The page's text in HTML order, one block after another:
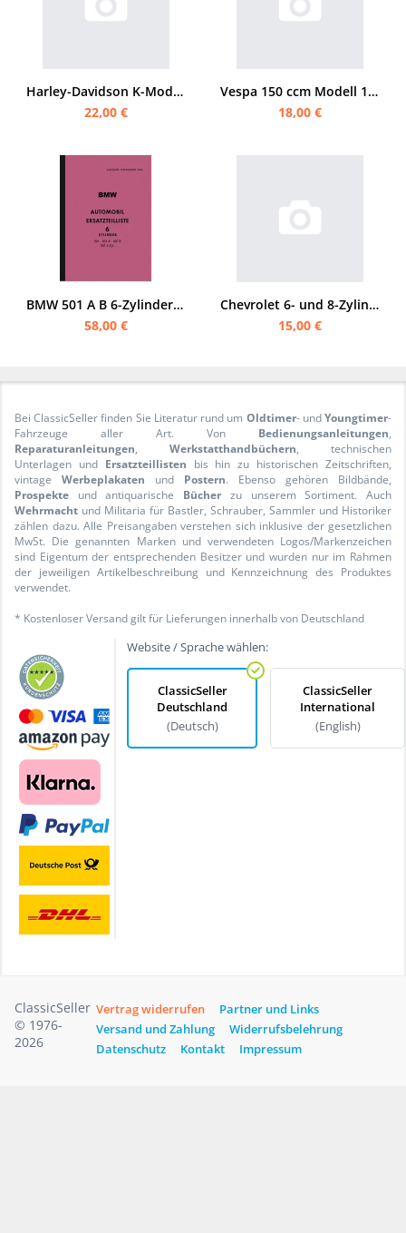
Harley-Davidson K-Modelle 1952 bis 1956 Ersatzteilliste
22,00 €
Vespa 150 ccm Modell 1956 (Vespa-Messerschmitt) Bedienungsanleitung
18,00 €
BMW 501 A B 6-Zylinder Ersatzteilliste 1952-1956
58,00 €
Chevrolet 6- und 8-Zylinder 1956 Bedienungsanleitung (Station)
15,00 €
Bei ClassicSeller finden Sie Literatur rund um Oldtimer- undYoungtimer-
Fahrzeuge aller Art. Von Bedienungsanleitungen,
Reparaturanleitungen, Werkstatthandbüchern, technischen
Unterlagen und Ersatzteillisten bis hin zu historischen Zeitschriften,
vintage Werbeplakaten und Postern. Ebenso gehören Bildbände,
Prospekte und antiquarische Bücher zu unserem Sortiment. Auch
Wehrmacht und Militaria für Bastler, Schrauber, Sammler und Historiker
zählen dazu. Alle Preisangaben verstehen sich inklusive der gesetzlichen
MwSt. Die genannten Marken und verwendeten Logos/Markenzeichen
sind Eigentum der entsprechenden Besitzer und wurden nur im Rahmen
der jeweiligen Artikelbeschreibung und Kennzeichnung des Produktes
verwendet.
* Kostenloser Versand gilt für Lieferungen innerhalb von Deutschland
Website / Sprache wählen:
ClassicSeller
Deutschland
(Deutsch)
ClassicSeller
International
(English)
ClassicSeller
© 1976-
2026
Vertrag widerrufen
Partner und Links
Versand und Zahlung
Widerrufsbelehrung
Datenschutz
Kontakt Impressum